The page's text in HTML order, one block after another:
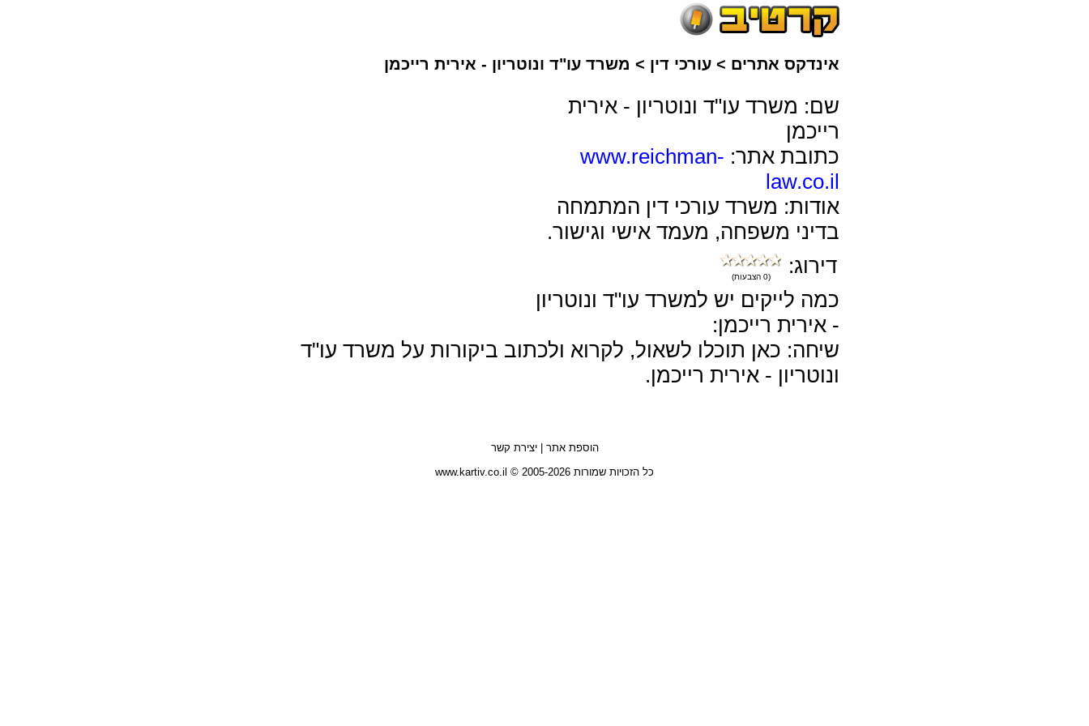
אינדקס אתרים > עורכי דין > משרד עו"ד ונוטריון - אירית רייכמן
שם: משרד עו"ד ונוטריון - אירית
רייכמן
כתובת אתר: www.reichman-
law.co.il
אודות: משרד עורכי דין המתמחה
בדיני משפחה, מעמד אישי וגישור.
דירוג:
(0 הצבעות)
כמה לייקים יש למשרד עו"ד ונוטריון
- אירית רייכמן:
שיחה: כאן תוכלו לשאול, לקרוא ולכתוב ביקורות על משרד עו"ד
ונוטריון - אירית רייכמן.
הוספת אתר |יצירת קשר
כל הזכויות שמורות 2005-2026 © www.kartiv.co.il